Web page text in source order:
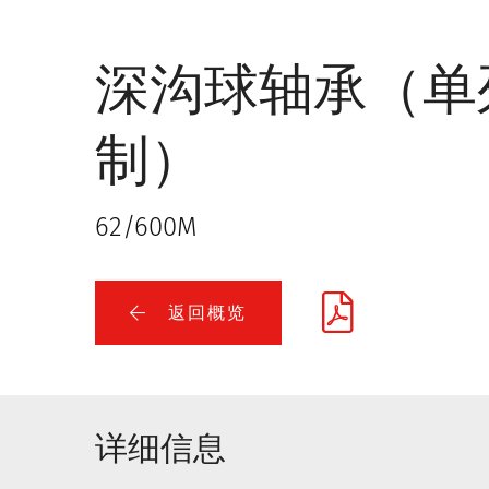
深沟球轴承（
制）
62/600M
返回概览
详细信息